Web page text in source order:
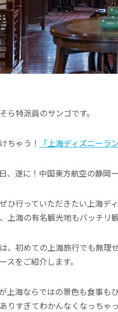
ら特派員のサンゴです。
ちゃう！ 「上海ディズニーラ
、遂に！中国東方航空の静岡
ひ行っていただきたい上海デ
上海の有名観光地もバッチリ
、初めての上海旅行でも無
スをご紹介します。
上海ならではの景色も食事も
りすぎてわかんなくなっちゃ